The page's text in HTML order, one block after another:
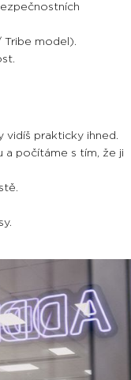
model).
vidíš prakticky ihned.
počítáme s tím, že ji